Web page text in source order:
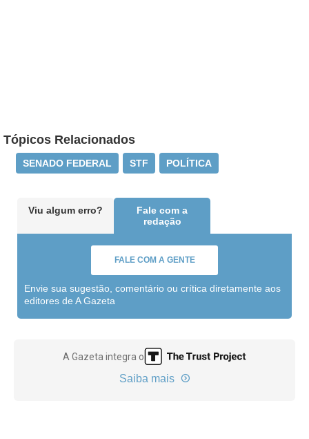
Tópicos Relacionados
SENADO FEDERAL STF POLÍTICA
Viu algum erro?
Fale com a
redação
FALE COM A GENTE
Envie sua sugestão, comentário ou crítica diretamente aos
editores de A Gazeta
A Gazeta integra o
Saiba mais